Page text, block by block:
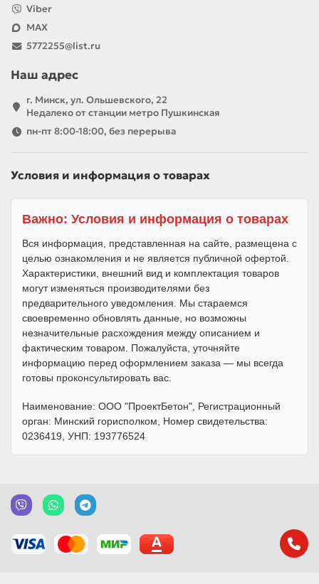
Viber
MAX
5772255@list.ru
Наш адрес
г. Минск, ул. Ольшевского, 22
Недалеко от станции метро Пушкинская
пн-пт 8:00-18:00, без перерыва
Условия и информация о товарах
Важно: Условия и информация о товарах
Вся информация, представленная на сайте, размещена с
целью ознакомления и не является публичной офертой.
Характеристики, внешний вид и комплектация товаров
могут изменяться производителями без
предварительного уведомления. Мы стараемся
своевременно обновлять данные, но возможны
незначительные расхождения между описанием и
фактическим товаром. Пожалуйста, уточняйте
информацию перед оформлением заказа — мы всегда
готовы проконсультировать вас.
Наименование: ООО "ПроектБетон", Регистрационный
орган: Минский горисполком, Номер свидетельства:
0236419, УНП: 193776524